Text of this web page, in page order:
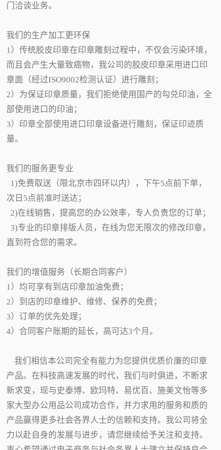
门洽谈业务。
我们的生产加工更环保
1）传统胶皮印章在印章雕刻过程中，不仅会污染环境，
而且会产生大量致癌物，我公司的胶皮印章采用进口印
章面（经过ISO9002检测认证）进行雕刻；
2）为保证印章质量，我们拒绝使用国产的勾兑印油，全
部使用进口的印油；
3）印章全部使用进口印章设备进行雕刻，保证印迹质
量。
我们的服务更专业
1)免费取送（限北京市四环以内），下午5点前下单，
次日5点前准时送达；
2)在线销售，提高您的办公效率，专人负责您的订单；
3)专业的印章排版人员，在线为您无限次的修改印章，
直到符合您的需求。
我们的增值服务（长期合同客户）
1）均可享有到店印章加油免费；
2）到店的印章维护、维修、保养的免费；
3）订单的优先处理；
4）合同客户账期的延长，高可达3个月。
我们相信本公司完全有能力为您提供优质价廉的印章
产品。在科技高速发展的时代，我们与时俱进，不断求
新求变，现与史泰博、欧玛特、易优百、施美文怡等多
家大型办公用品公司成功合作，并力求用的服务和质的
产品赢得更多社会各界人士的信赖和支持。我公司将全
力以赴自身的发展与进步，请您继续给予关注和支持。